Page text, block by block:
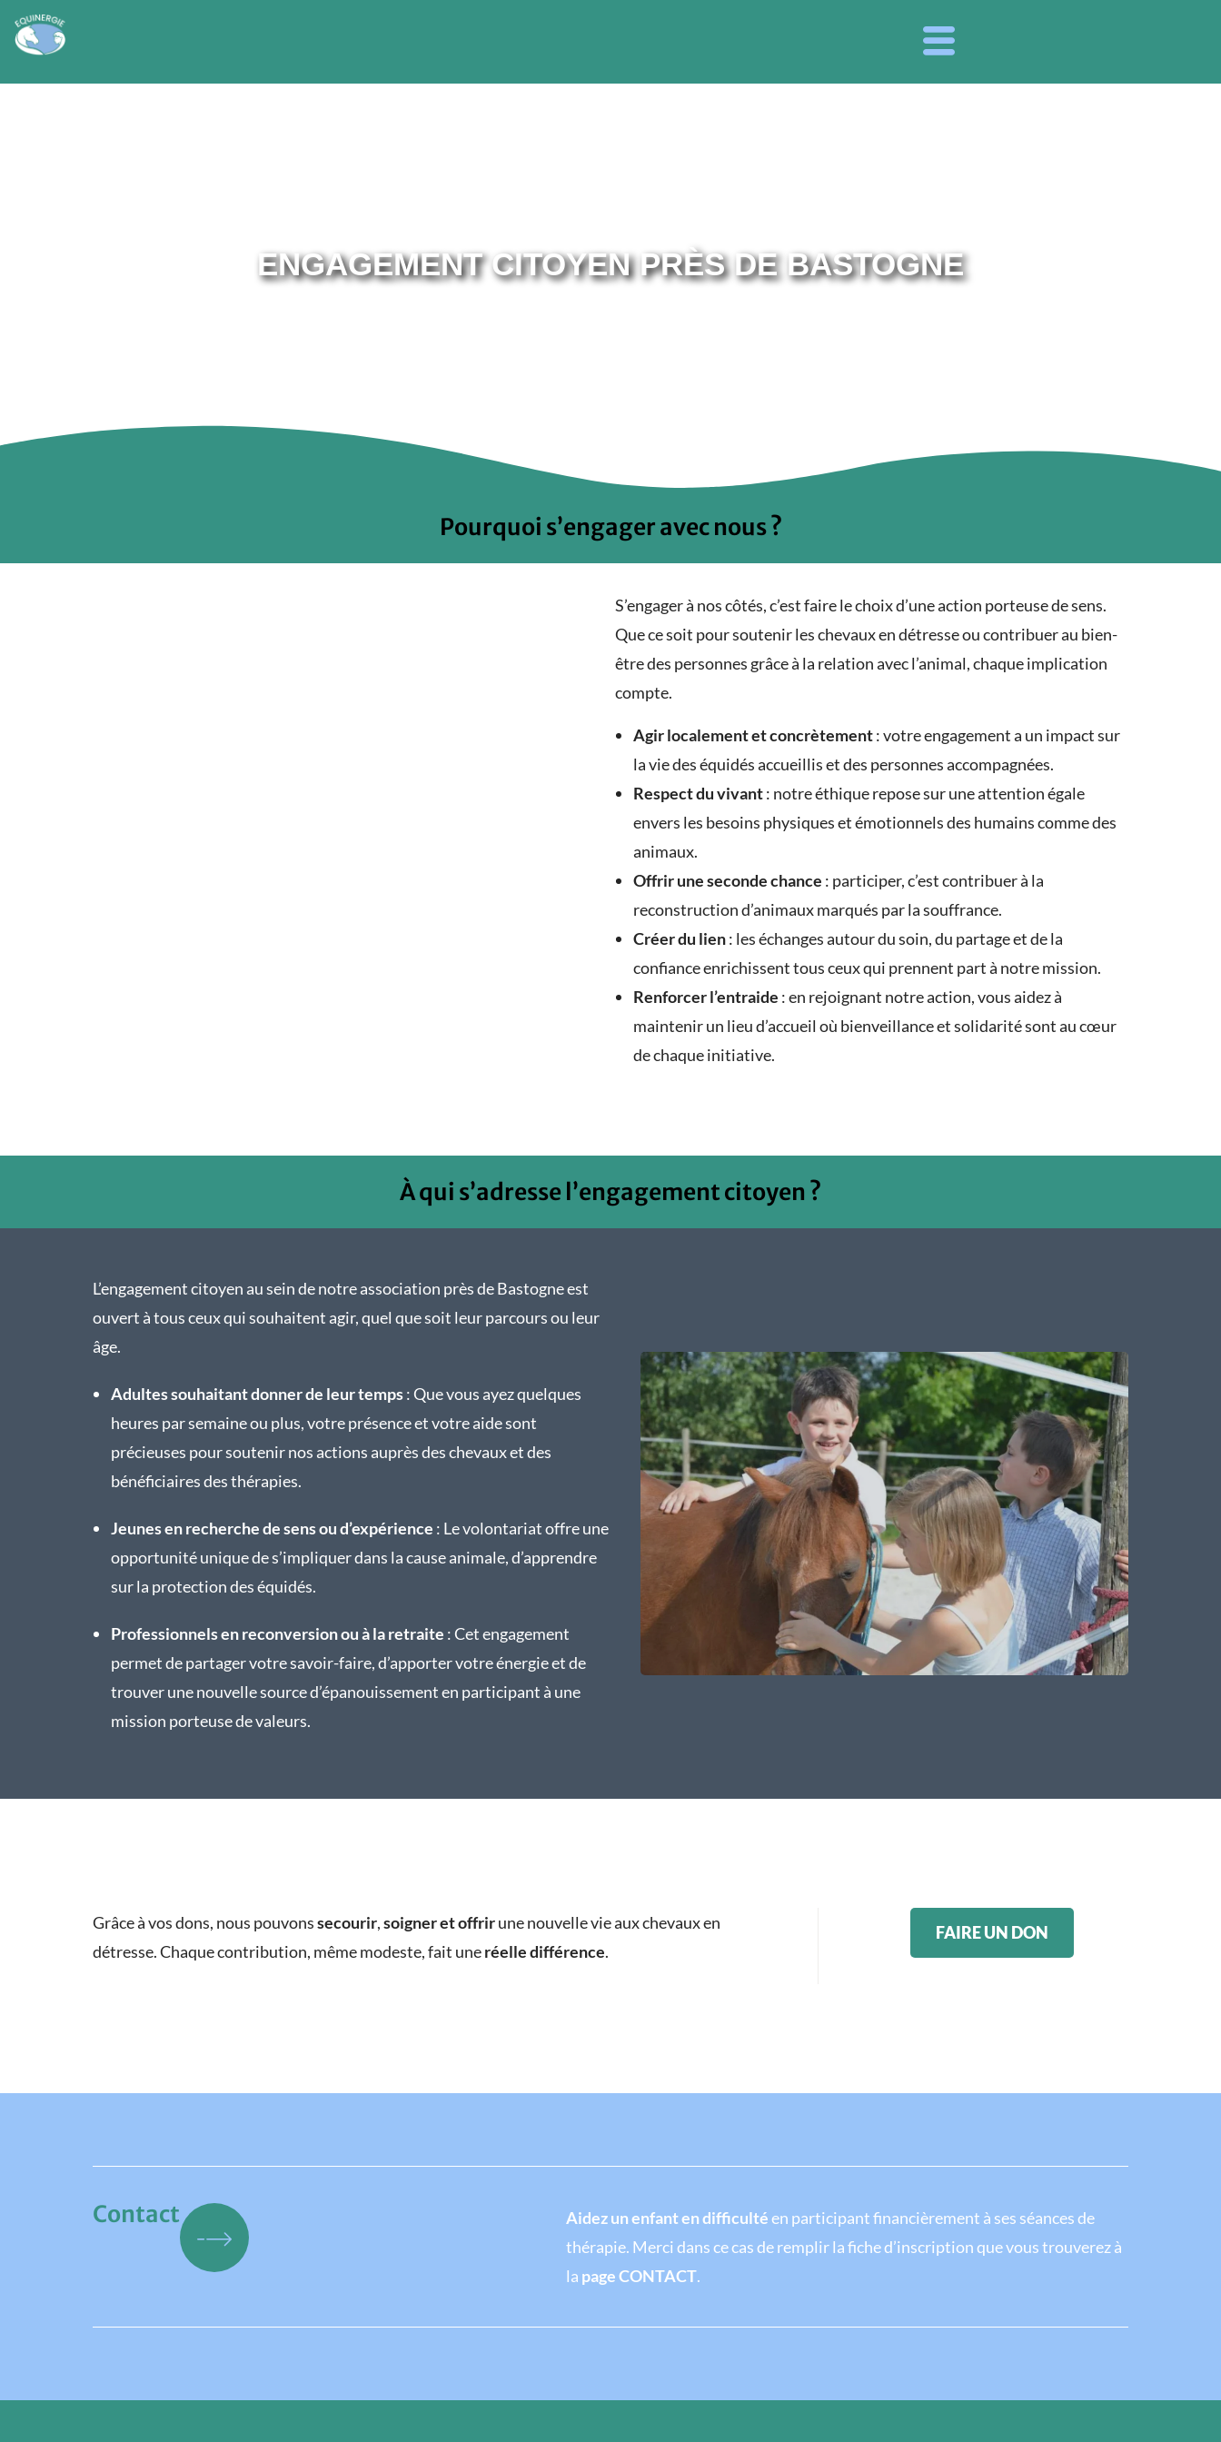
ENGAGEMENT CITOYEN PRÈS DE BASTOGNE
Pourquoi s’engager avec nous ?
S’engager à nos côtés, c’est faire le choix d’une action porteuse de sens.
Que ce soit pour soutenir les chevaux en détresse ou contribuer au bien-
être des personnes grâce à la relation avec l’animal, chaque implication
compte.
Agir localement et concrètement: votre engagement a un impact sur
la vie des équidés accueillis et des personnes accompagnées.
Respect du vivant: notre éthique repose sur une attention égale
envers les besoins physiques et émotionnels des humains comme des
animaux.
Offrir une seconde chance : participer, c’est contribuer à la
reconstruction d’animaux marqués par la souffrance.
Créer du lien: les échanges autour du soin, du partage et de la
confiance enrichissent tous ceux qui prennent part à notre mission.
Renforcer l’entraide : en rejoignant notre action, vous aidez à
maintenir un lieu d’accueil où bienveillance et solidarité sont au cœur
de chaque initiative.
À qui s’adresse l’engagement citoyen ?
L’engagement citoyen au sein de notre association près de Bastogne est
ouvert à tous ceux qui souhaitent agir, quel que soit leur parcours ou leur
âge.
Adultes souhaitant donner de leur temps: Que vous ayez quelques
heures par semaine ou plus, votre présence et votre aide sont
précieuses pour soutenir nos actions auprès des chevaux et des
bénéficiaires des thérapies.
Jeunes en recherche de sens ou d’expérience : Le volontariat offre une
opportunité unique de s’impliquer dans la cause animale, d’apprendre
sur la protection des équidés.
Professionnels en reconversion ou à la retraite : Cet engagement
permet de partager votre savoir-faire, d’apporter votre énergie et de
trouver une nouvelle source d’épanouissement en participant à une
mission porteuse de valeurs.
Grâce à vos dons, nous pouvonssecourir,soigner et offrirune nouvelle vie aux chevaux en
détresse. Chaque contribution, même modeste, fait uneréelle différence.
FAIRE UN DON
Contact Aidez un enfant en difficultéen participant financièrement à ses séances de
thérapie. Merci dans ce cas de remplir la fiche d’inscription que vous trouverez à
la page CONTACT.